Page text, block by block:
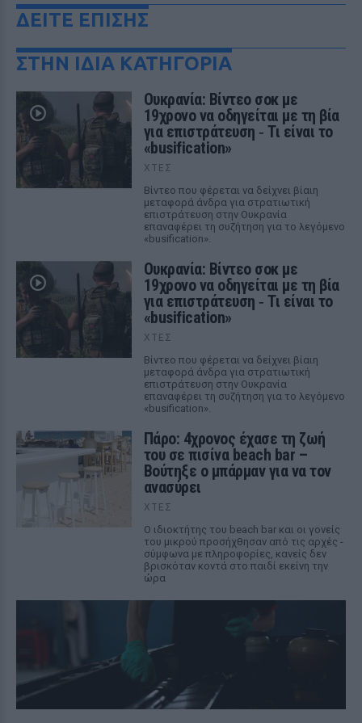
ΔΕΙΤΕ ΕΠΙΣΗΣ
ΣΤΗΝ ΙΔΙΑ ΚΑΤΗΓΟΡΙΑ
Ουκρανία: Βίντεο σοκ με
19χρονο να οδηγείται με τη βία
για επιστράτευση ‑ Τι είναι το
«busification»
ΧΤΕΣ
Βίντεο που φέρεται να δείχνει βίαιη
μεταφορά άνδρα για στρατιωτική
επιστράτευση στην Ουκρανία
επαναφέρει τη συζήτηση για το λεγόμενο
«busification».
Ουκρανία: Βίντεο σοκ με
19χρονο να οδηγείται με τη βία
για επιστράτευση ‑ Τι είναι το
«busification»
ΧΤΕΣ
Βίντεο που φέρεται να δείχνει βίαιη
μεταφορά άνδρα για στρατιωτική
επιστράτευση στην Ουκρανία
επαναφέρει τη συζήτηση για το λεγόμενο
«busification».
Πάρο: 4χρονος έχασε τη ζωή
του σε πισίνα beach bar –
Βούτηξε ο μπάρμαν για να τον
ανασύρει
ΧΤΕΣ
Ο ιδιοκτήτης του beach bar και οι γονείς
του μικρού προσήχθησαν από τις αρχές -
σύμφωνα με πληροφορίες, κανείς δεν
βρισκόταν κοντά στο παιδί εκείνη την
ώρα